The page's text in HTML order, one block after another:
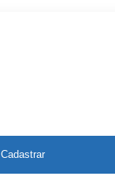
Cadastrar